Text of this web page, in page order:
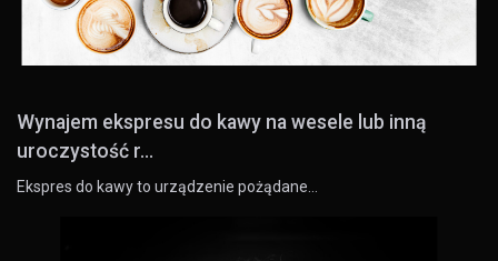
Wynajem ekspresu do kawy na wesele lub inną
uroczystość r...
Ekspres do kawy to urządzenie pożądane…